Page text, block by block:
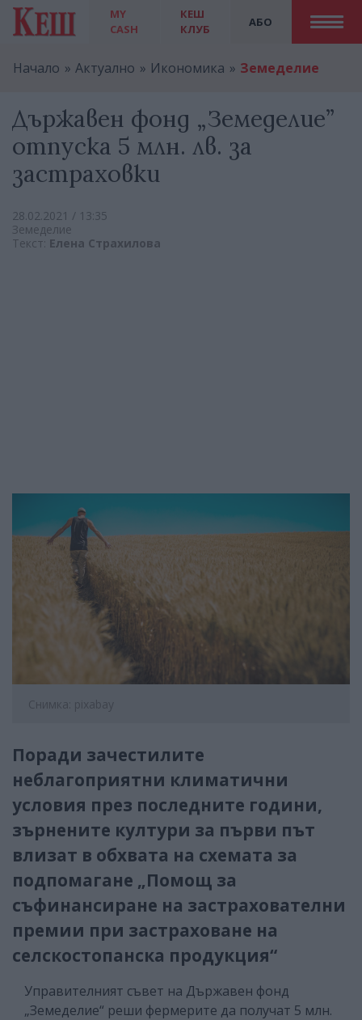
MY
CASH
АБО
КЕШ
КЛУБ
Начало Актуално Икономика Земеделие
Държавен фонд „Земеделие”
отпуска 5 млн. лв. за
застраховки
28.02.2021 / 13:35
Земеделие
Текст: Елена Страхилова
Снимка: pixabay
Поради зачестилите
неблагоприятни климатични
условия през последните години,
зърнените култури за първи път
влизат в обхвата на схемата за
подпомагане „Помощ за
съфинансиране на застрахователни
премии при застраховане на
селскостопанска продукция“
Управителният съвет на Държавен фонд
„Земеделие“ реши фермерите да получат 5 млн.